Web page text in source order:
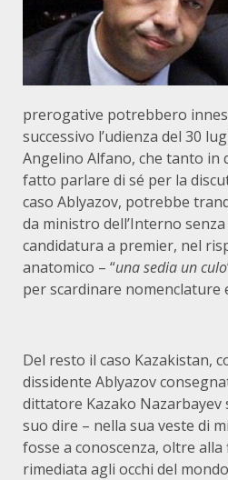
prerogative potrebbero
successivo l’udienza del 30
Angelino Alfano, che tanto in
fatto parlare di sé per la
caso Ablyazov, potrebbe
da ministro dell’Interno
candidatura a premier, nel
anatomico – “una sedia un culo
per scardinare nomenclature
Del resto il caso Kazakistan,
dissidente Ablyazov
dittatore Kazako Nazarbayev
suo dire – nella sua veste di
fosse a conoscenza, oltre
rimediata agli occhi del